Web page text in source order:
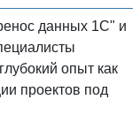
данных 1C" и
опыт как
проектов под